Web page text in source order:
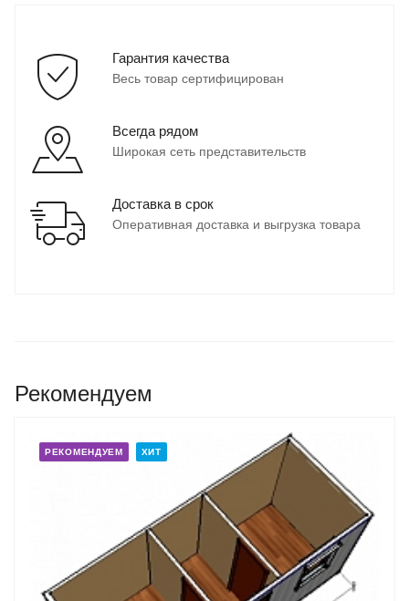
Гарантия качества
Весь товар сертифицирован
Всегда рядом
Широкая сеть представительств
Доставка в срок
Оперативная доставка и выгрузка товара
Рекомендуем
РЕКОМЕНДУЕМ ХИТ